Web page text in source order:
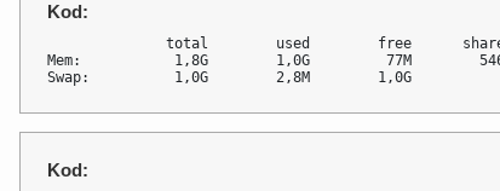
Kod:
total        used        free
Mem:           1,8G        1,0G         77M
Swap:          1,0G        2,8M        1,0G
Kod: